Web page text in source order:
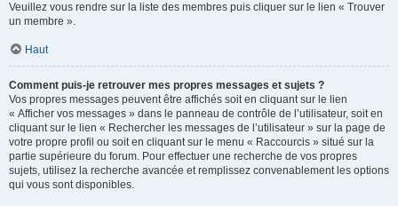
Veuillez vous rendre sur la liste des membres puis cliquer sur le lien « Trouver
un membre ».
Haut
Comment puis-je retrouver mes propres messages et sujets ?
Vos propres messages peuvent être affichés soit en cliquant sur le lien
« Afficher vos messages » dans le panneau de contrôle de l’utilisateur, soit en
cliquant sur le lien « Rechercher les messages de l’utilisateur » sur la page de
votre propre profil ou soit en cliquant sur le menu « Raccourcis » situé sur la
partie supérieure du forum. Pour effectuer une recherche de vos propres
sujets, utilisez la recherche avancée et remplissez convenablement les options
qui vous sont disponibles.